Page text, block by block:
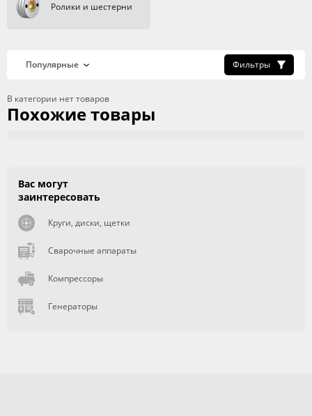
Ролики и шестерни
Фильтры
В категории нет товаров
Похожие товары
Вас могут
заинтересовать
Круги, диски, щетки
Сварочные аппараты
Компрессоры
Генераторы